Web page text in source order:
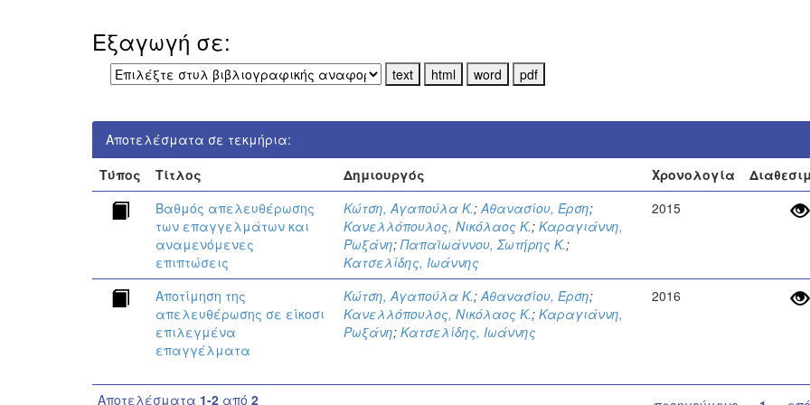
Εξαγωγή σε:
Αποτελέσματα σε τεκμήρια:
Τύπος
Τίτλος Δημιουργός Χρονολογία
Βαθμός απελευθέρωσης
των επαγγελμάτων και
αναμενόμενες
επιπτώσεις
Κώτση, Αγαπούλα Κ.;Αθανασίου, Έρση;
Κανελλόπουλος, Νικόλαος Κ.;Καραγιάννη,
Ρωξάνη;Παπαϊωάννου, Σωτήρης Κ.;
Κατσελίδης, Ιωάννης
2015
Αποτίμηση της
απελευθέρωσης σε είκοσι
επιλεγμένα
επαγγέλματα
Κώτση, Αγαπούλα Κ.;Αθανασίου, Έρση;
Κανελλόπουλος, Νικόλαος Κ.;Καραγιάννη,
Ρωξάνη;Κατσελίδης, Ιωάννης
2016
Αποτελέσματα 1-2 από 2